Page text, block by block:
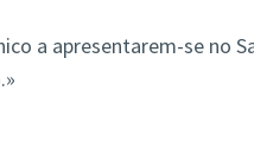
a apresentarem-se no